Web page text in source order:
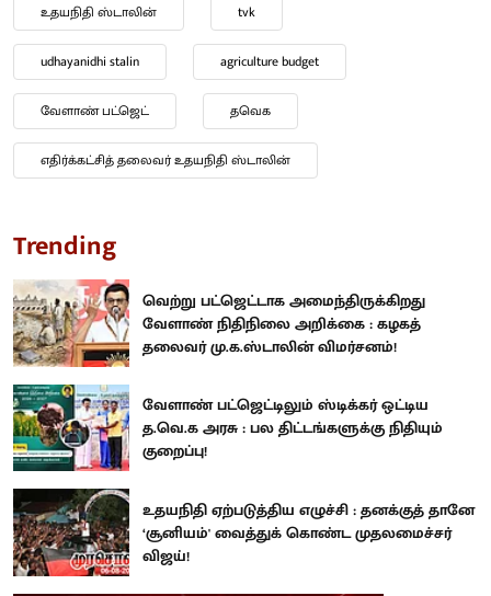
உதயநிதி ஸ்டாலின் tvk
udhayanidhi stalin agriculture budget
வேளாண் பட்ஜெட் தவெக
எதிர்க்கட்சித் தலைவர் உதயநிதி ஸ்டாலின்
Trending
வெற்று பட்ஜெட்டாக அமைந்திருக்கிறது
வேளாண் நிதிநிலை அறிக்கை : கழகத்
தலைவர் மு.க.ஸ்டாலின் விமர்சனம்!
வேளாண் பட்ஜெட்டிலும் ஸ்டிக்கர் ஒட்டிய
த.வெ.க அரசு : பல திட்டங்களுக்கு நிதியும்
குறைப்பு!
உதயநிதி ஏற்படுத்திய எழுச்சி : தனக்குத் தானே
‘சூனியம்' வைத்துக் கொண்ட முதலமைச்சர்
விஜய்!